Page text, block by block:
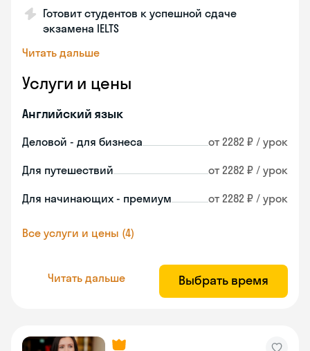
Готовит студентов к успешной сдаче
экзамена IELTS
Читать дальше
Услуги и цены
Английский язык
Деловой - для бизнеса от 2282 ₽ / урок
Для путешествий от 2282 ₽ / урок
Для начинающих - премиум от 2282 ₽ / урок
Все услуги и цены (4)
Читать дальше Выбрать время